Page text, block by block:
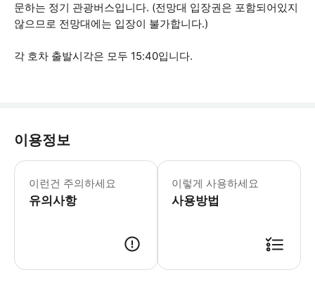
문하는 정기 관광버스입니다. (전망대 입장권은 포함되어있지
않으므로 전망대에는 입장이 불가합니다.)
각 호차 출발시각은 모두 15:40입니다.
이용정보
이런건 주의하세요
유의사항
이렇게 사용하세요
사용방법